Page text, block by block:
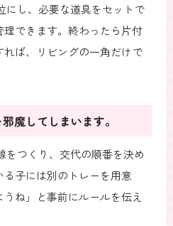
にし、必要な道具をセットで
理できます。終わったら片付
ば、リビングの一角だけで
魔してしまいます。
をつくり、交代の順番を決め
子には別のトレーを用意
ね」と事前にルールを伝え